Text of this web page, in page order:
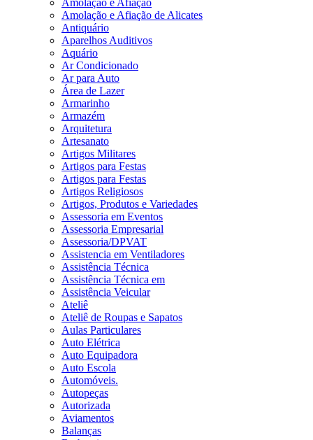
Amolação e Afiação
Amolação e Afiação de Alicates
Antiquário
Aparelhos Auditivos
Aquário
Ar Condicionado
Ar para Auto
Área de Lazer
Armarinho
Armazém
Arquitetura
Artesanato
Artigos Militares
Artigos para Festas
Artigos para Festas
Artigos Religiosos
Artigos, Produtos e Variedades
Assessoria em Eventos
Assessoria Empresarial
Assessoria/DPVAT
Assistencia em Ventiladores
Assistência Técnica
Assistência Técnica em
Assistência Veicular
Ateliê
Ateliê de Roupas e Sapatos
Aulas Particulares
Auto Elétrica
Auto Equipadora
Auto Escola
Automóveis.
Autopeças
Autorizada
Aviamentos
Balanças